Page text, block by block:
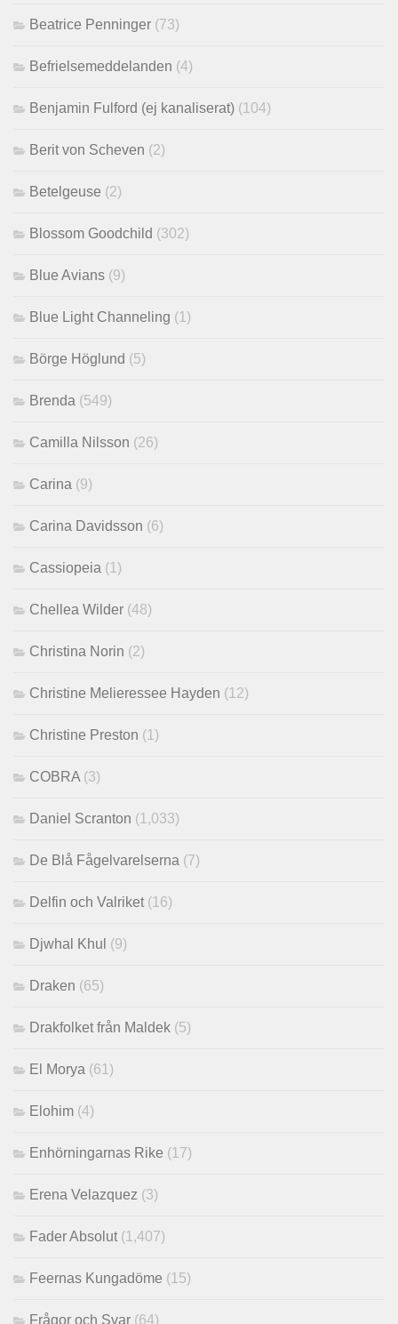
Beatrice Penninger (73)
Befrielsemeddelanden (4)
Benjamin Fulford (ej kanaliserat) (104)
Berit von Scheven (2)
Betelgeuse (2)
Blossom Goodchild (302)
Blue Avians (9)
Blue Light Channeling (1)
Börge Höglund (5)
Brenda (549)
Camilla Nilsson (26)
Carina (9)
Carina Davidsson (6)
Cassiopeia (1)
Chellea Wilder (48)
Christina Norin (2)
Christine Melieressee Hayden (12)
Christine Preston (1)
COBRA (3)
Daniel Scranton (1,033)
De Blå Fågelvarelserna (7)
Delfin och Valriket (16)
Djwhal Khul (9)
Draken (65)
Drakfolket från Maldek (5)
El Morya (61)
Elohim (4)
Enhörningarnas Rike (17)
Erena Velazquez (3)
Fader Absolut (1,407)
Feernas Kungadöme (15)
Frågor och Svar (64)